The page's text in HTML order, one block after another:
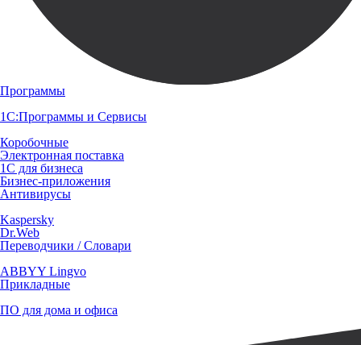
Программы
1С:Программы и Сервисы
Коробочные
Электронная поставка
1С для бизнеса
Бизнес-приложения
Антивирусы
Kaspersky
Dr.Web
Переводчики / Словари
ABBYY Lingvo
Прикладные
ПО для дома и офиса